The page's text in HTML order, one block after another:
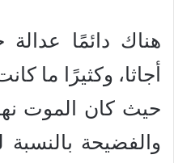
هناك دائمًا
أجاثا، وكثيرًا ما
حيث كان الموت
والفضيحة بالنسبة